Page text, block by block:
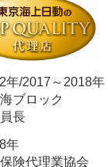
年/2017～2018年
ブロック
長
年
険代理業協会